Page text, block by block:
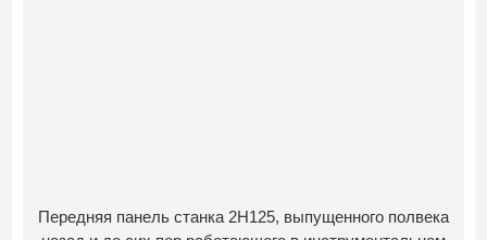
Передняя панель станка 2Н125, выпущенного полвека